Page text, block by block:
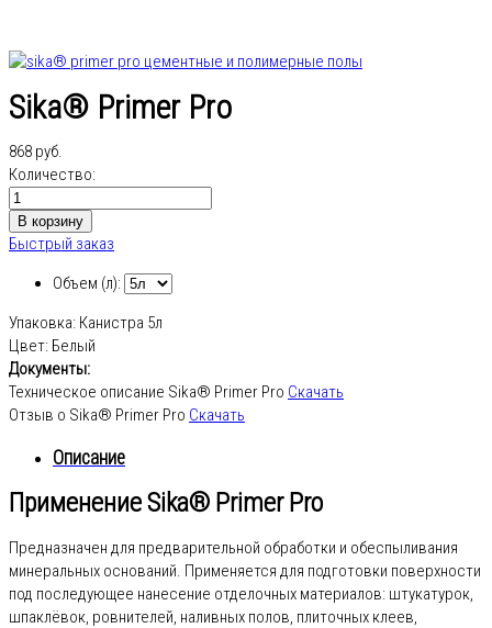
Sika® Primer Pro
868 руб.
Количество:
Быстрый заказ
Объем (л):
Упаковка: Канистра 5л
Цвет: Белый
Документы:
Техническое описание Sika® Primer Pro Скачать
Отзыв о Sika® Primer Pro Скачать
Описание
Применение Sika® Primer Pro
Предназначен для предварительной обработки и обеспыливания
минеральных оснований. Применяется для подготовки поверхности
под последующее нанесение отделочных материалов: штукатурок,
шпаклёвок, ровнителей, наливных полов, плиточных клеев,